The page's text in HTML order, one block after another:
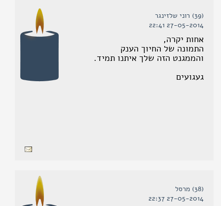
(39) רוני שלזינגר
27-05-2014 22:41
אחות יקרה,
התמונה של החיוך הענק
והממגנט הזה שלך איתנו תמיד.
געגועים
(38) מרסל
27-05-2014 22:37